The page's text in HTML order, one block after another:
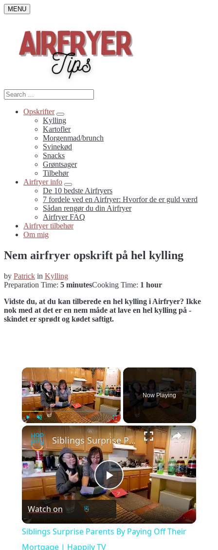
Skip
to
MENU
Search
Search
for:
Opskrifter
Submenu
Toggle
Kylling
Kartofler
Morgenmad/brunch
Svinekød
Snacks
Grøntsager
Tilbehør
Airfryer info
Submenu
Toggle
De 10 bedste Airfryers
7 fordele ved en Airfryer: Hvorfor de er guld værd
Sådan rengør du din Airfryer
Airfryer FAQ
Airfryer tilbehør
Om mig
Nem airfryer opskrift på hel kylling
by Patrick in Kylling
Preparation Time: 5 minutesCooking Time: 1 hour
Vidste du, at du kan tilberede en hel kylling i Airfryer? Ikke
nok med at det er en nem måde at lave en hel kylling på -
skindet er sprødt og kødet saftigt.
×
Unmute Fullscreen
Now Playing
×
Play
Video
Siblings Surprise Parents By Paying Off Their Mortgage | Happily TV
Watch on
Siblings Surprise Parents By Paying Off Their
Mortgage | Happily TV